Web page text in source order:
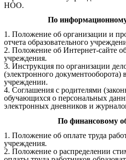
НОО.
По
1. Положение об организации и
отчета образовательного
2. Положение об Интернет-сайте
учреждения.
3. Инструкция по организации
(электронного документооборота)
учреждении.
4. Соглашения с родителями
обучающихся о персональных
электронных дневников и
По финансовому
1. Положение об оплате труда
учреждения.
2. Положение о распределении